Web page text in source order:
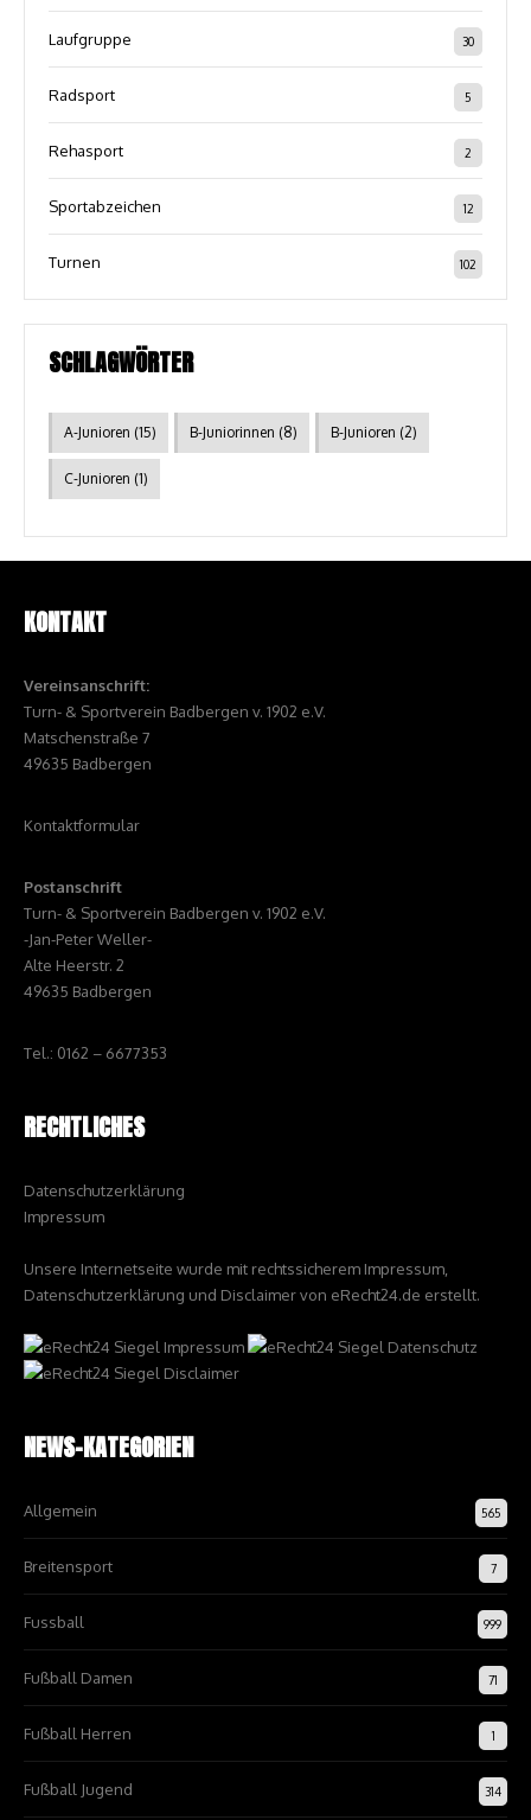
Laufgruppe 30
Radsport 5
Rehasport 2
Sportabzeichen 12
Turnen 102
SCHLAGWÖRTER
A-Junioren (15) B-Juniorinnen (8) B-Junioren (2)
C-Junioren (1)
KONTAKT
Vereinsanschrift:
Turn- & Sportverein Badbergen v. 1902 e.V.
Matschenstraße 7
49635 Badbergen
Kontaktformular
Postanschrift
Turn- & Sportverein Badbergen v. 1902 e.V.
-Jan-Peter Weller-
Alte Heerstr. 2
49635 Badbergen
Tel.: 0162 – 6677353
RECHTLICHES
Datenschutzerklärung
Impressum
Unsere Internetseite wurde mit rechtssicherem Impressum,
Datenschutzerklärung und Disclaimer von eRecht24.de erstellt.
NEWS-KATEGORIEN
Allgemein 565
Breitensport 7
Fussball 999
Fußball Damen 71
Fußball Herren 1
Fußball Jugend 314